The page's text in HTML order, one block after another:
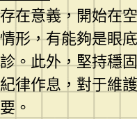
在意義，開始在
形，有能夠是眼
。此外，堅持穩
律作息，對于維
。